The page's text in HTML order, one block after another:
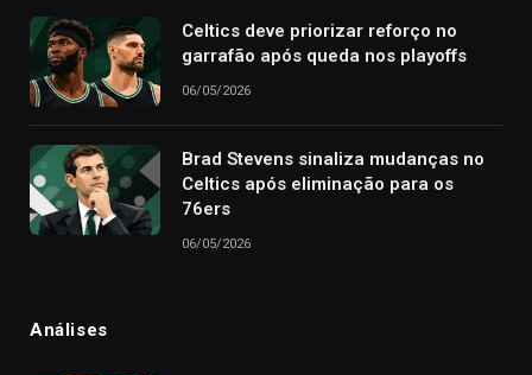
Celtics deve priorizar reforço no
garrafão após queda nos playoffs
06/05/2026
Brad Stevens sinaliza mudanças no
Celtics após eliminação para os
76ers
06/05/2026
Análises